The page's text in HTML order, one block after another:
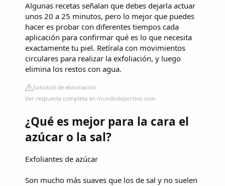
Algunas recetas señalan que debes dejarla actuar
unos 20 a 25 minutos, pero lo mejor que puedes
hacer es probar con diferentes tiempos cada
aplicación para confirmar qué es lo que necesita
exactamente tu piel. Retírala con movimientos
circulares para realizar la exfoliación, y luego
elimina los restos con agua.
Solicitud de eliminación
Ver respuesta completa en mundodeportivo.com
¿Qué es mejor para la cara el
azúcar o la sal?
Exfoliantes de azúcar
Son mucho más suaves que los de sal y no suelen